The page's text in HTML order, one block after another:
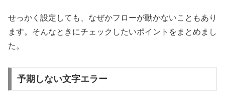
せっかく設定しても、なぜかフローが動かないこともあり
ます。そんなときにチェックしたいポイントをまとめまし
た。
予期しない文字エラー